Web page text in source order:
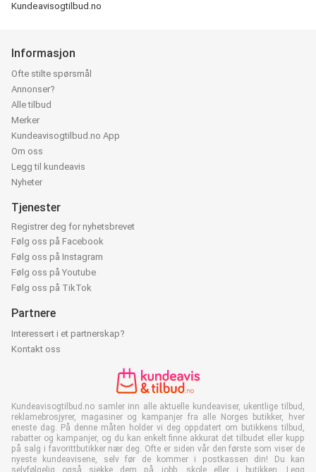
Kundeavisogtilbud.no
Informasjon
Ofte stilte spørsmål
Annonser?
Alle tilbud
Merker
Kundeavisogtilbud.no App
Om oss
Legg til kundeavis
Nyheter
Tjenester
Registrer deg for nyhetsbrevet
Følg oss på Facebook
Følg oss på Instagram
Følg oss på Youtube
Følg oss på TikTok
Partnere
Interessert i et partnerskap?
Kontakt oss
Kundeavisogtilbud.no samler inn alle aktuelle kundeaviser, ukentlige tilbud,
reklamebrosjyrer, magasiner og kampanjer fra alle Norges butikker, hver
eneste dag. På denne måten holder vi deg oppdatert om butikkens tilbud,
rabatter og kampanjer, og du kan enkelt finne akkurat det tilbudet eller kupp
på salg i favorittbutikker nær deg. Ofte er siden vår den første som viser de
nyeste kundeavisene, selv før de kommer i postkassen din! Du kan
selvfølgelig også sjekke dem på jobb, skole eller i butikken. Legg